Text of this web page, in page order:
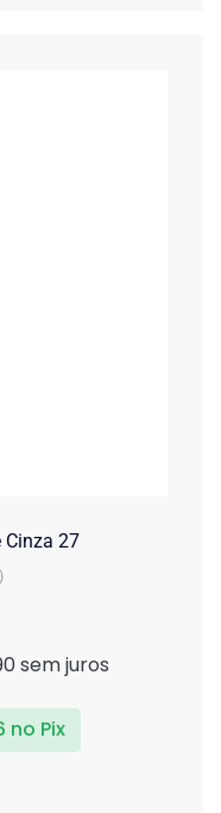
Cinza 27
sem juros
no Pix